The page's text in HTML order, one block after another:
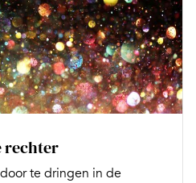
rechter
te dringen in de